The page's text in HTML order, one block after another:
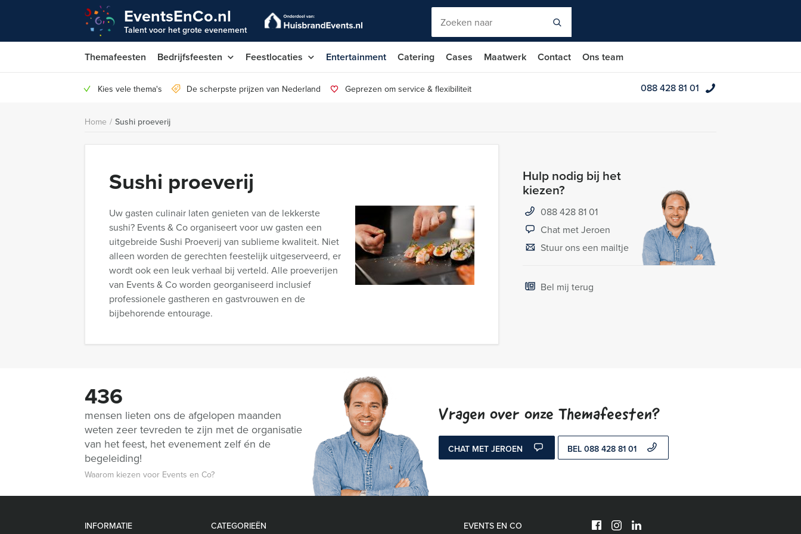
EventsEnCo.nl
Talent voor het grote evenement
Themafeesten Bedrijfsfeesten Feestlocaties Entertainment Catering Cases Maatwerk Contact Ons team
Kies vele thema's De scherpste prijzen van Nederland Geprezen om service & flexibiliteit 088 428 81 01
Home / Sushi proeverij
Sushi proeverij
Uw gasten culinair laten genieten van de lekkerste
sushi? Events & Co organiseert voor uw gasten een
uitgebreide Sushi Proeverij van sublieme kwaliteit. Niet
alleen worden de gerechten feestelijk uitgeserveerd, er
wordt ook een leuk verhaal bij verteld. Alle proeverijen
van Events & Co worden georganiseerd inclusief
professionele gastheren en gastvrouwen en de
bijbehorende entourage.
Hulp nodig bij het
kiezen?
088 428 81 01
Chat met Jeroen
Stuur ons een mailtje
Bel mij terug
436
mensen lieten ons de afgelopen maanden
weten zeer tevreden te zijn met de organisatie
van het feest, het evenement zelf én de
begeleiding!
Waarom kiezen voor Events en Co?
Vragen over onze Themafeesten?
CHAT MET JEROEN BEL 088 428 81 01
INFORMATIE CATEGORIEËN EVENTS EN CO